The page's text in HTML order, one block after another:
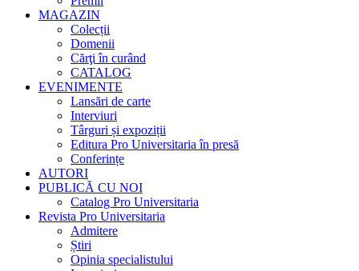
MAGAZIN
Colecții
Domenii
Cărţi în curând
CATALOG
EVENIMENTE
Lansări de carte
Interviuri
Târguri și expoziții
Editura Pro Universitaria în presă
Conferințe
AUTORI
PUBLICĂ CU NOI
Catalog Pro Universitaria
Revista Pro Universitaria
Admitere
Știri
Opinia specialistului